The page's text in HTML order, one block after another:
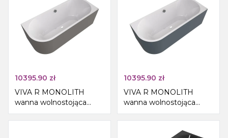
10395.90 zł
VIVA R MONOLITH
wanna wolnostojąca
przyścienna
180x75x60cm, biały/agila
10395.90 zł
VIVA R MONOLITH
wanna wolnostojąca
przyścienna
180x75x60cm, biały/siena